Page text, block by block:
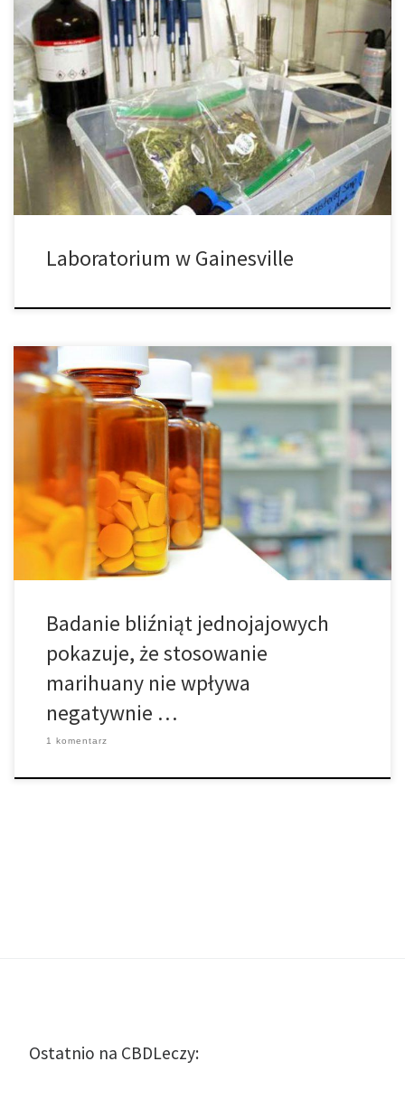
Planowane jest otworzenie laboratorium testującego cannabis w
Gainesville. Gainesville wkrótce stanie się domem pierwszego na
Florydzie ośrodka testującego marihuanę. EVIO Labs Florida,
Gainesville, laboratorium znajdujące się w budowie w północnym
Gainesville, na zachód od Main Street, zostanie otwarte w
kwietniu lub w maju, powiedział Ryan Hurley, kierownik biura
laboratorium. Główna […]
Laboratorium w Gainesville
Niedawne badania przeprowadzone na dorosłych bliźniętach
sugerują, że stosowanie konopi w jakimkolwiek wieku nie ma
wpływu na inteligencję. Badanie, w których jedno z bliźniąt
stosowało konopie przez dłuższy czas, a drugie wcale,
przeprowadzone przez Narodową Akademię Nauki w USA
stwierdziło, że konopia nie ma negatywnego wpływu na
inteligencję, w tym […]
Badanie bliźniąt jednojajowych
pokazuje, że stosowanie
marihuany nie wpływa
negatywnie …
1 komentarz
Ostatnio na CBDLeczy: